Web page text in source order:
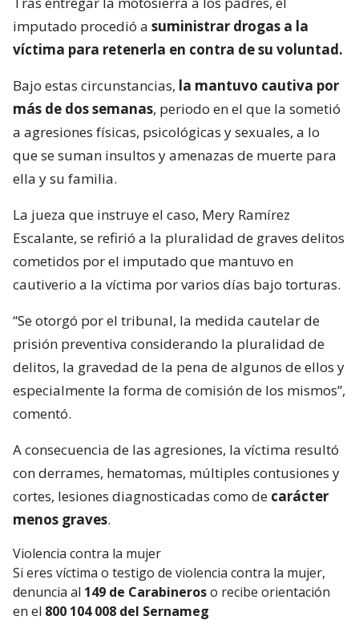
imputado procedió a suministrar drogas a la
víctima para retenerla en contra de su voluntad.
Bajo estas circunstancias, la mantuvo cautiva por
más de dos semanas, periodo en el que la sometió
a agresiones físicas, psicológicas y sexuales, a lo
que se suman insultos y amenazas de muerte para
ella y su familia.
La jueza que instruye el caso, Mery Ramírez
Escalante, se refirió a la pluralidad de graves delitos
cometidos por el imputado que mantuvo en
cautiverio a la víctima por varios días bajo torturas.
“Se otorgó por el tribunal, la medida cautelar de
prisión preventiva considerando la pluralidad de
delitos, la gravedad de la pena de algunos de ellos y
especialmente la forma de comisión de los mismos”,
comentó.
A consecuencia de las agresiones, la víctima resultó
con derrames, hematomas, múltiples contusiones y
cortes, lesiones diagnosticadas como de carácter
menos graves.
Violencia contra la mujer
Si eres víctima o testigo de violencia contra la mujer,
denuncia al 149 de Carabineroso recibe orientación
en el 800 104 008 del Sernameg